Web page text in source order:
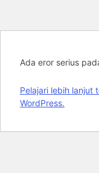
Ada eror serius
Pelajari lebih lanjut
WordPress.